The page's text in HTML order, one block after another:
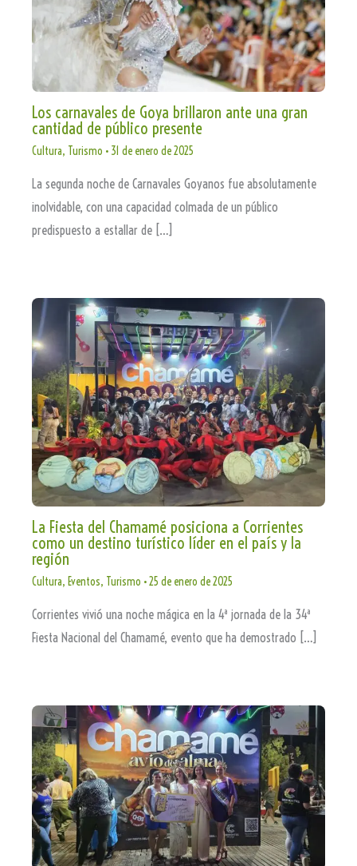
Los carnavales de Goya brillaron ante una gran
cantidad de público presente
Cultura, Turismo • 31 de enero de 2025
La segunda noche de Carnavales Goyanos fue absolutamente
inolvidable, con una capacidad colmada de un público
predispuesto a estallar de […]
La Fiesta del Chamamé posiciona a Corrientes
como un destino turístico líder en el país y la
región
Cultura, Eventos, Turismo •25 de enero de 2025
Corrientes vivió una noche mágica en la 4ª jornada de la 34ª
Fiesta Nacional del Chamamé, evento que ha demostrado […]